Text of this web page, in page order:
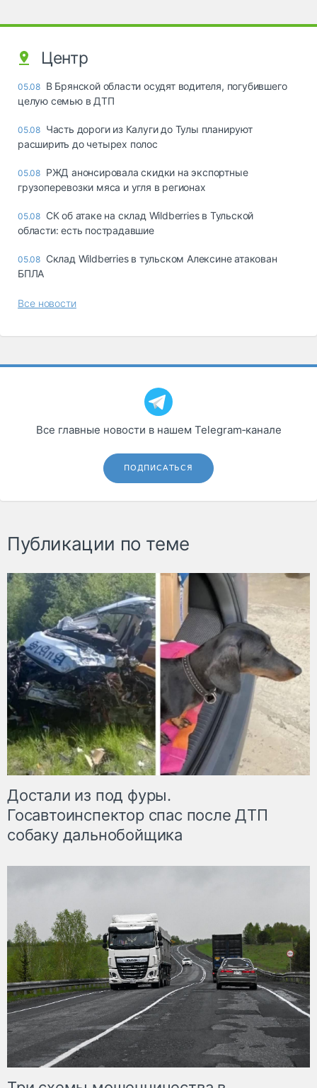
Центр
05.08 В Брянской области осудят водителя, погубившего
целую семью в ДТП
05.08 Часть дороги из Калуги до Тулы планируют
расширить до четырех полос
05.08 РЖД анонсировала скидки на экспортные
грузоперевозки мяса и угля в регионах
05.08 СК об атаке на склад Wildberries в Тульской
области: есть пострадавшие
05.08 Склад Wildberries в тульском Алексине атакован
БПЛА
Все новости
Все главные новости в нашем Telegram‑канале
ПОДПИСАТЬСЯ
Публикации по теме
Достали из под фуры.
Госавтоинспектор спас после ДТП
собаку дальнобойщика